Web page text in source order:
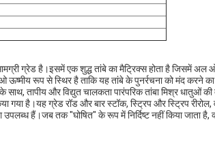
ग्रेड है।इसमें एक शुद्ध तांबे का मैट्रिक्स होता है जिसमें
रूप से स्थिर है ताकि यह तांबे के पुनर्रचना को मंद करने
साथ, तापीय और विद्युत चालकता पारंपरिक तांबा मिश्र धातुओं
है।यह ग्रेड रॉड और बार स्टॉक, स्ट्रिप और स्ट्रिप रीरोल,
हैं।जब तक "घोषित" के रूप में निर्दिष्ट नहीं किया जाता है,